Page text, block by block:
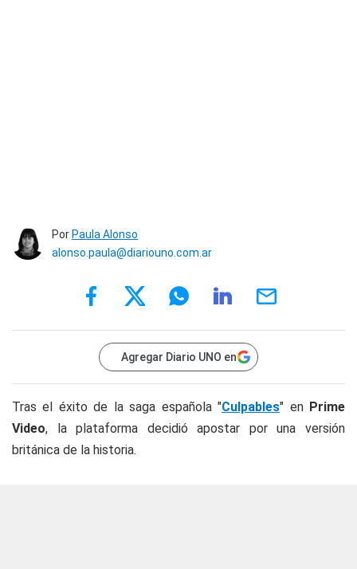
Por Paula Alonso
alonso.paula@diariouno.com.ar
Agregar Diario UNO en
Tras el éxito de la saga española "Culpables" en Prime
Video, la plataforma decidió apostar por una versión
británica de la historia.